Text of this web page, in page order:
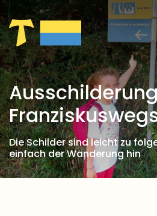
Zum Hauptinhalt springen
Die Schilder sind leicht zu
einfach der Wanderung hin